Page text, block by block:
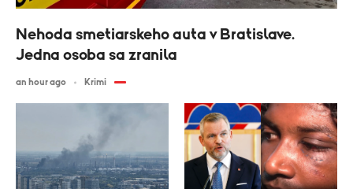
Nehoda smetiarskeho auta v Bratislave.
Jedna osoba sa zranila
an hour ago Krimi